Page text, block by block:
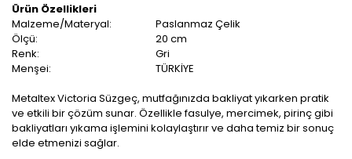
Ürün Özellikleri
Malzeme/Materyal:
Paslanmaz Çelik
Ölçü:
20 cm
Renk:
Gri
Menşei:
TÜRKİYE
Metaltex Victoria Süzgeç, mutfağınızda bakliyat yıkarken pratik
ve etkili bir çözüm sunar. Özellikle fasulye, mercimek, pirinç gibi
bakliyatları yıkama işlemini kolaylaştırır ve daha temiz bir sonuç
elde etmenizi sağlar.